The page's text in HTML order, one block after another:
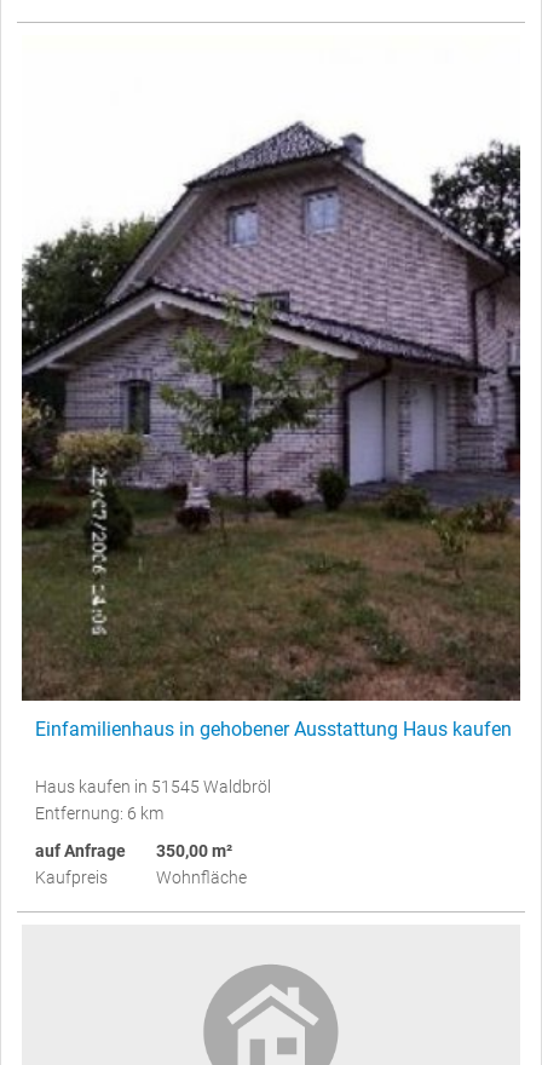
Einfamilienhaus in gehobener Ausstattung Haus kaufen
Haus kaufen in 51545 Waldbröl
Entfernung: 6 km
auf Anfrage
Kaufpreis
350,00 m²
Wohnfläche